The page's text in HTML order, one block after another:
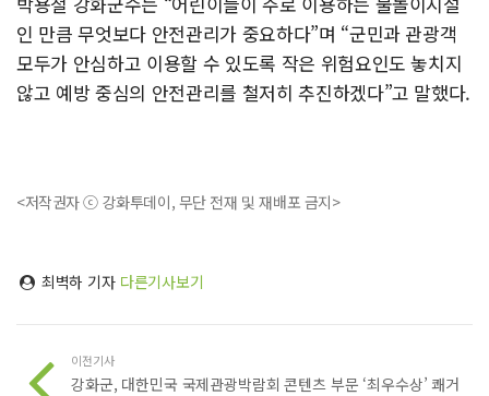
인 만큼 무엇보다 안전관리가 중요하다”며 “군민과 관광객
모두가 안심하고 이용할 수 있도록 작은 위험요인도 놓치지
않고 예방 중심의 안전관리를 철저히 추진하겠다”고 말했다.
<저작권자 ⓒ 강화투데이, 무단 전재 및 재배포 금지>
최벽하 기자 다른기사보기
이전기사
강화군, 대한민국 국제관광박람회 콘텐츠 부문 ‘최우수상’ 쾌거